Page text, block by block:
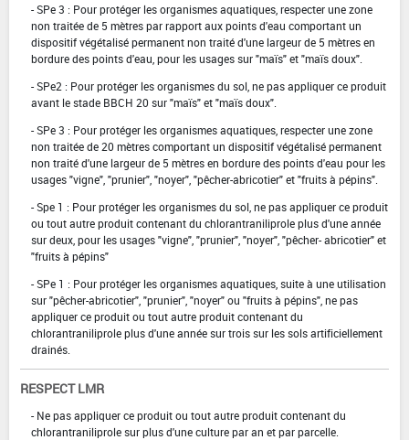
- SPe 3 : Pour protéger les organismes aquatiques, respecter une zone
non traitée de 5 mètres par rapport aux points d'eau comportant un
dispositif végétalisé permanent non traité d'une largeur de 5 mètres en
bordure des points d'eau, pour les usages sur "maïs" et "maïs doux".
- SPe2 : Pour protéger les organismes du sol, ne pas appliquer ce produit
avant le stade BBCH 20 sur "maïs" et "maïs doux".
- SPe 3 : Pour protéger les organismes aquatiques, respecter une zone
non traitée de 20 mètres comportant un dispositif végétalisé permanent
non traité d'une largeur de 5 mètres en bordure des points d'eau pour les
usages "vigne", "prunier", "noyer", "pêcher-abricotier" et "fruits à pépins".
- Spe 1 : Pour protéger les organismes du sol, ne pas appliquer ce produit
ou tout autre produit contenant du chlorantraniliprole plus d'une année
sur deux, pour les usages "vigne", "prunier", "noyer", "pêcher- abricotier" et
"fruits à pépins"
- SPe 1 : Pour protéger les organismes aquatiques, suite à une utilisation
sur "pêcher-abricotier", "prunier", "noyer" ou "fruits à pépins", ne pas
appliquer ce produit ou tout autre produit contenant du
chlorantraniliprole plus d'une année sur trois sur les sols artificiellement
drainés.
RESPECT LMR
- Ne pas appliquer ce produit ou tout autre produit contenant du
chlorantraniliprole sur plus d'une culture par an et par parcelle.